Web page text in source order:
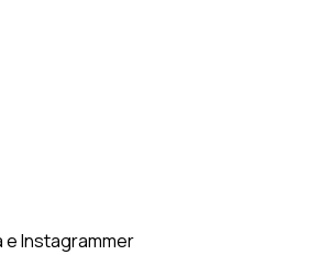
e Instagrammer